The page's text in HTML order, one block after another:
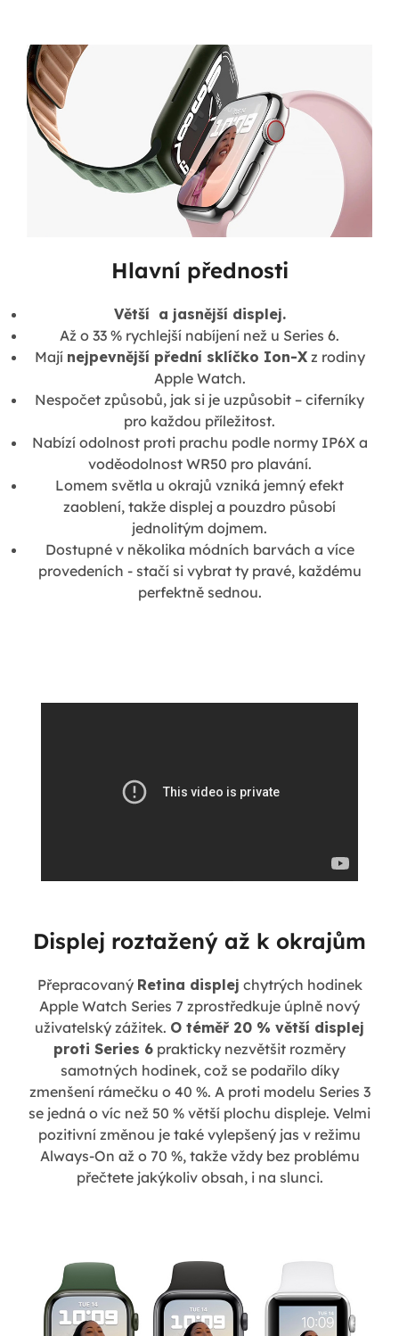
Hlavní přednosti
Větší a jasnější displej.
Až o 33 % rychlejší nabíjení než u Series 6.
Mají nejpevnější přední sklíčko Ion-X z rodiny
Apple Watch.
Nespočet způsobů, jak si je uzpůsobit – ciferníky
pro každou příležitost.
Nabízí odolnost proti prachu podle normy IP6X a
voděodolnost WR50 pro plavání.
Lomem světla u okrajů vzniká jemný efekt
zaoblení, takže displej a pouzdro působí
jednolitým dojmem.
Dostupné v několika módních barvách a více
provedeních - stačí si vybrat ty pravé, každému
perfektně sednou.
Displej roztažený až k okrajům
Přepracovaný Retina displej chytrých hodinek
Apple Watch Series 7 zprostředkuje úplně nový
uživatelský zážitek. O téměř 20 % větší displej
proti Series 6 prakticky nezvětšit rozměry
samotných hodinek, což se podařilo díky
zmenšení rámečku o 40 %. A proti modelu Series 3
se jedná o víc než 50 % větší plochu displeje. Velmi
pozitivní změnou je také vylepšený jas v režimu
Always-On až o 70 %, takže vždy bez problému
přečtete jakýkoliv obsah, i na slunci.